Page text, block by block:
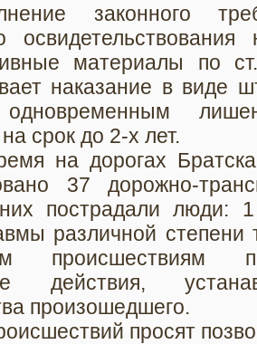
законного
материалы по
наказание в виде
срок до 2-х лет.
на дорогах
37 дорожно-
пострадали люди:
различной
происшествиям
действия,
произошедшего.
просят